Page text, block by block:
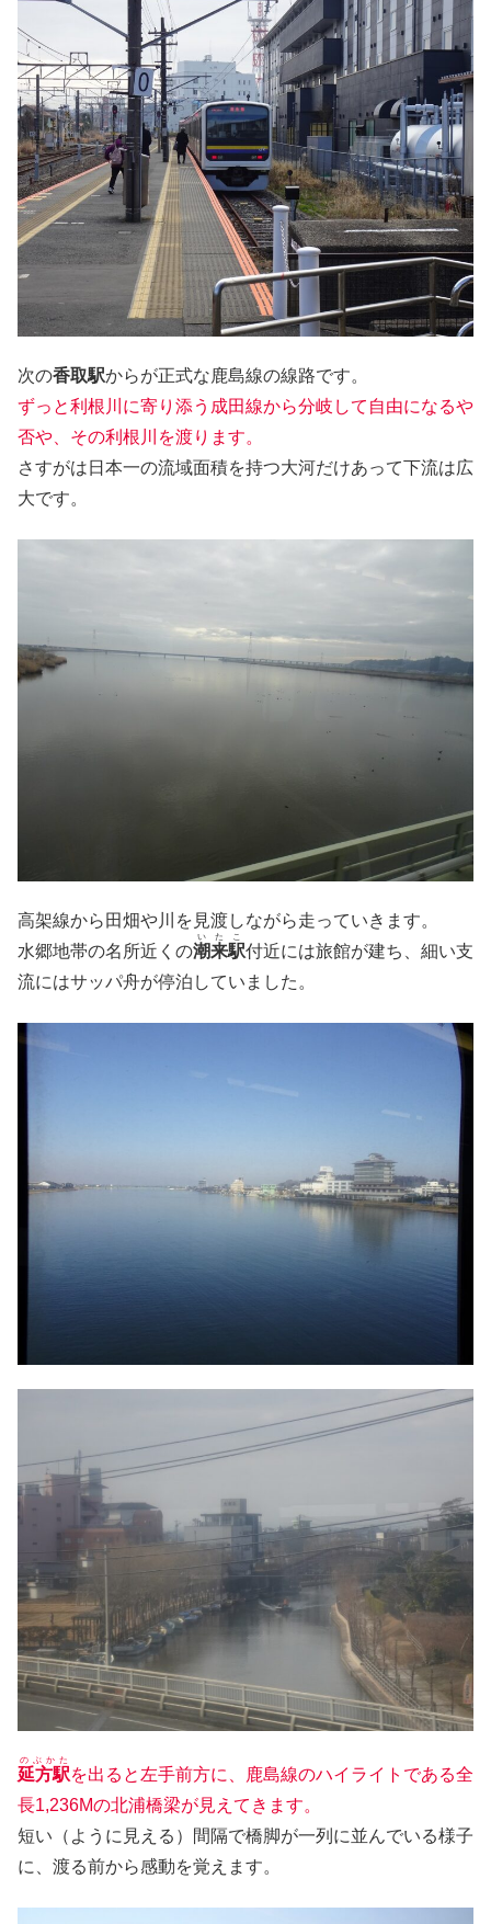
次の香取駅からが正式な鹿島線の線路です。
ずっと利根川に寄り添う成田線から分岐して自由になるや
否や、その利根川を渡ります。
さすがは日本一の流域面積を持つ大河だけあって下流は広
大です。
高架線から田畑や川を見渡しながら走っていきます。
水郷地帯の名所近くの潮来駅
いたこ
付近には旅館が建ち、細い支
流にはサッパ舟が停泊していました。
延方駅
のぶかた
を出ると左手前方に、鹿島線のハイライトである全
長1,236Mの北浦橋梁が見えてきます。
短い（ように見える）間隔で橋脚が一列に並んでいる様子
に、渡る前から感動を覚えます。